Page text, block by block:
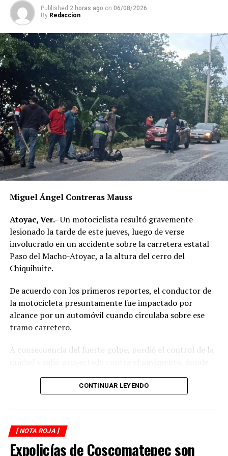
ANTES
A machetazos le quitan la vida
Published 2 horas ago on 06/08/2026
By Redaccion
Miguel Ángel Contreras Mauss
Atoyac, Ver.-Un motociclista resultó gravemente
lesionado la tarde de este jueves, luego de verse
involucrado en un accidente sobre la carretera estatal
Paso del Macho-Atoyac, a la altura del cerro del
Chiquihuite.
De acuerdo con los primeros reportes, el conductor de
la motocicleta presuntamente fue impactado por
alcance por un automóvil cuando circulaba sobre ese
tramo carretero.
A consecuencia del fuerte golpe, perdió el control de la
Testigos del accidente solicitaron de inmediato el apoyo
de los cuerpos de emergencia al percatarse de que el
asfáltica, mientras otros automovilistas redujeron la
velocidad para evitar otro percance.
CONTINUAR LEYENDO
[ NOTA ROJA ]
Expolicías de Coscomatepec son